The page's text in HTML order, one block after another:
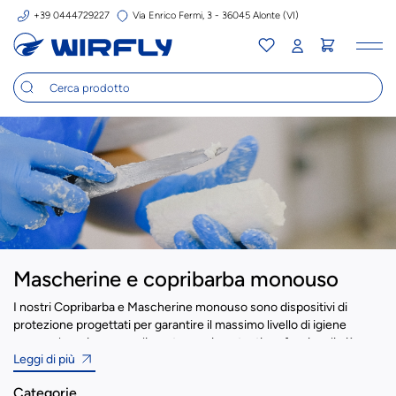
+39 0444729227 Via Enrico Fermi, 3 - 36045 Alonte (VI)
Mascherine e copribarba monouso
I nostri Copribarba e Mascherine monouso sono dispositivi di
protezione progettati per garantire il massimo livello di igiene
personale e sicurezza alimentare nei contesti professionali più
esigenti. Certificati CE, questi articoli sono ideali per l’utilizzo in
Leggi di più